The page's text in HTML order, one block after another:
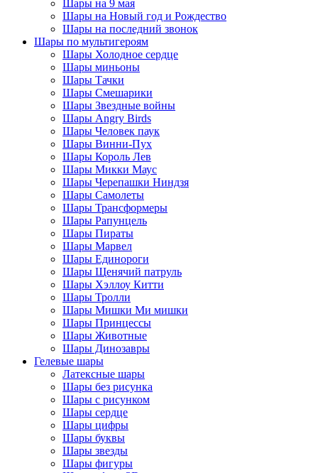
Шары на 9 мая
Шары на Новый год и Рождество
Шары на последний звонок
Шары по мультигероям
Шары Холодное сердце
Шары миньоны
Шары Тачки
Шары Смешарики
Шары Звездные войны
Шары Angry Birds
Шары Человек паук
Шары Винни-Пух
Шары Король Лев
Шары Микки Маус
Шары Черепашки Ниндзя
Шары Самолеты
Шары Трансформеры
Шары Рапунцель
Шары Пираты
Шары Марвел
Шары Единороги
Шары Щенячий патруль
Шары Хэллоу Китти
Шары Тролли
Шары Мишки Ми мишки
Шары Принцессы
Шары Животные
Шары Динозавры
Гелевые шары
Латексные шары
Шары без рисунка
Шары с рисунком
Шары сердце
Шары цифры
Шары буквы
Шары звезды
Шары фигуры